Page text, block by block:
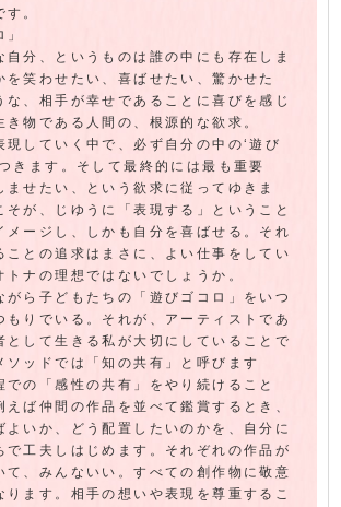
。
分、というものは誰の中にも存在しま
を笑わせたい、喜ばせたい、驚かせた
、相手が幸せであることに喜びを感じ
き物である人間の、根源的な欲求。
していく中で、必ず自分の中の‘遊び
きます。そして最終的には最も重要
ませたい、という欲求に従ってゆきま
そが、じゆうに「表現する」ということ
メージし、しかも自分を喜ばせる。それ
ことの追求はまさに、よい仕事をしてい
トナの理想ではないでしょうか。
ら子どもたちの「遊びゴコロ」をいつ
もりでいる。それが、アーティストであ
として生きる私が大切にしていることで
ソッドでは「知の共有」と呼びます
での「感性の共有」をやり続けること
えば仲間の作品を並べて鑑賞するとき、
よいか、どう配置したいのかを、自分に
で工夫しはじめます。それぞれの作品が
て、みんないい。すべての創作物に敬意
ります。相手の想いや表現を尊重するこ